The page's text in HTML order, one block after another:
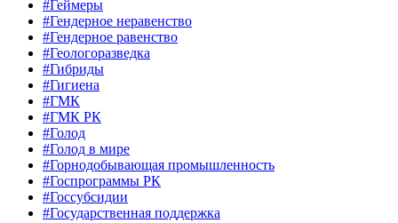
#Геймеры
#Гендерное неравенство
#Гендерное равенство
#Геологоразведка
#Гибриды
#Гигиена
#ГМК
#ГМК РК
#Голод
#Голод в мире
#Горнодобывающая промышленность
#Госпрограммы РК
#Госсубсидии
#Государственная поддержка